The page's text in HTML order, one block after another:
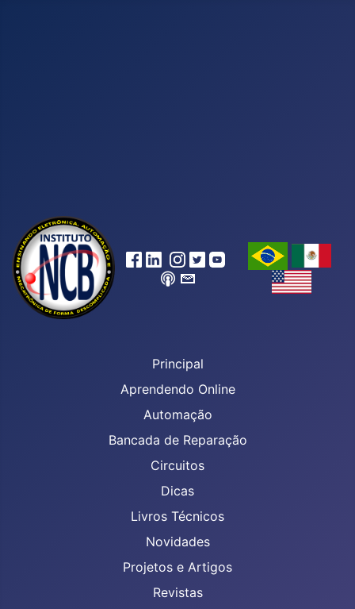
Principal
Aprendendo Online
Automação
Bancada de Reparação
Circuitos
Dicas
Livros Técnicos
Novidades
Projetos e Artigos
Revistas